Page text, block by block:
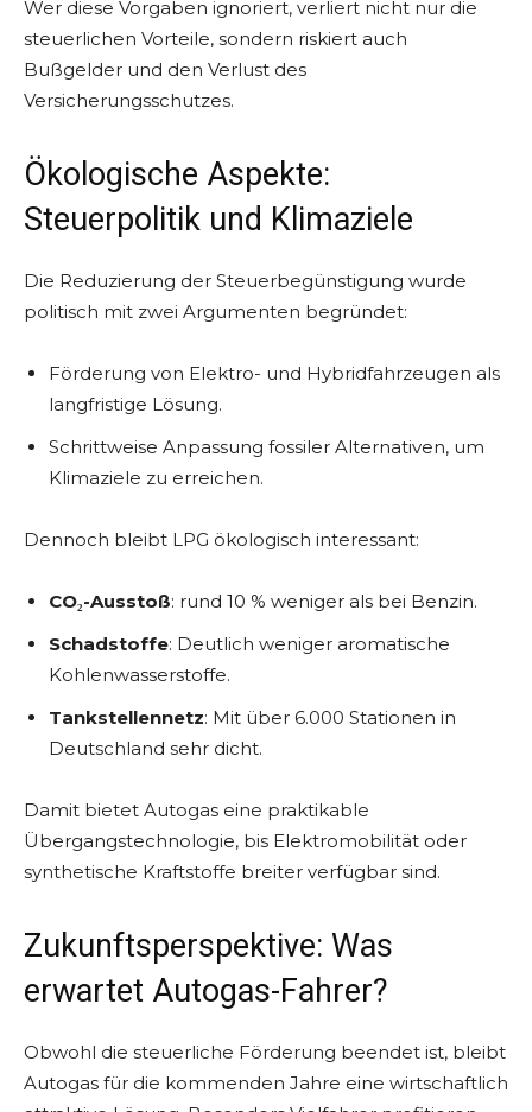
Wer diese Vorgaben ignoriert, verliert nicht nur die
steuerlichen Vorteile, sondern riskiert auch
Bußgelder und den Verlust des
Versicherungsschutzes.
Ökologische Aspekte:
Steuerpolitik und Klimaziele
Die Reduzierung der Steuerbegünstigung wurde
politisch mit zwei Argumenten begründet:
Förderung von Elektro- und Hybridfahrzeugen als
langfristige Lösung.
Schrittweise Anpassung fossiler Alternativen, um
Klimaziele zu erreichen.
Dennoch bleibt LPG ökologisch interessant:
CO₂-Ausstoß: rund 10 % weniger als bei Benzin.
Schadstoffe: Deutlich weniger aromatische
Kohlenwasserstoffe.
Tankstellennetz: Mit über 6.000 Stationen in
Deutschland sehr dicht.
Damit bietet Autogas eine praktikable
Übergangstechnologie, bis Elektromobilität oder
synthetische Kraftstoffe breiter verfügbar sind.
Zukunftsperspektive: Was
erwartet Autogas-Fahrer?
Obwohl die steuerliche Förderung beendet ist, bleibt
Autogas für die kommenden Jahre eine wirtschaftlich